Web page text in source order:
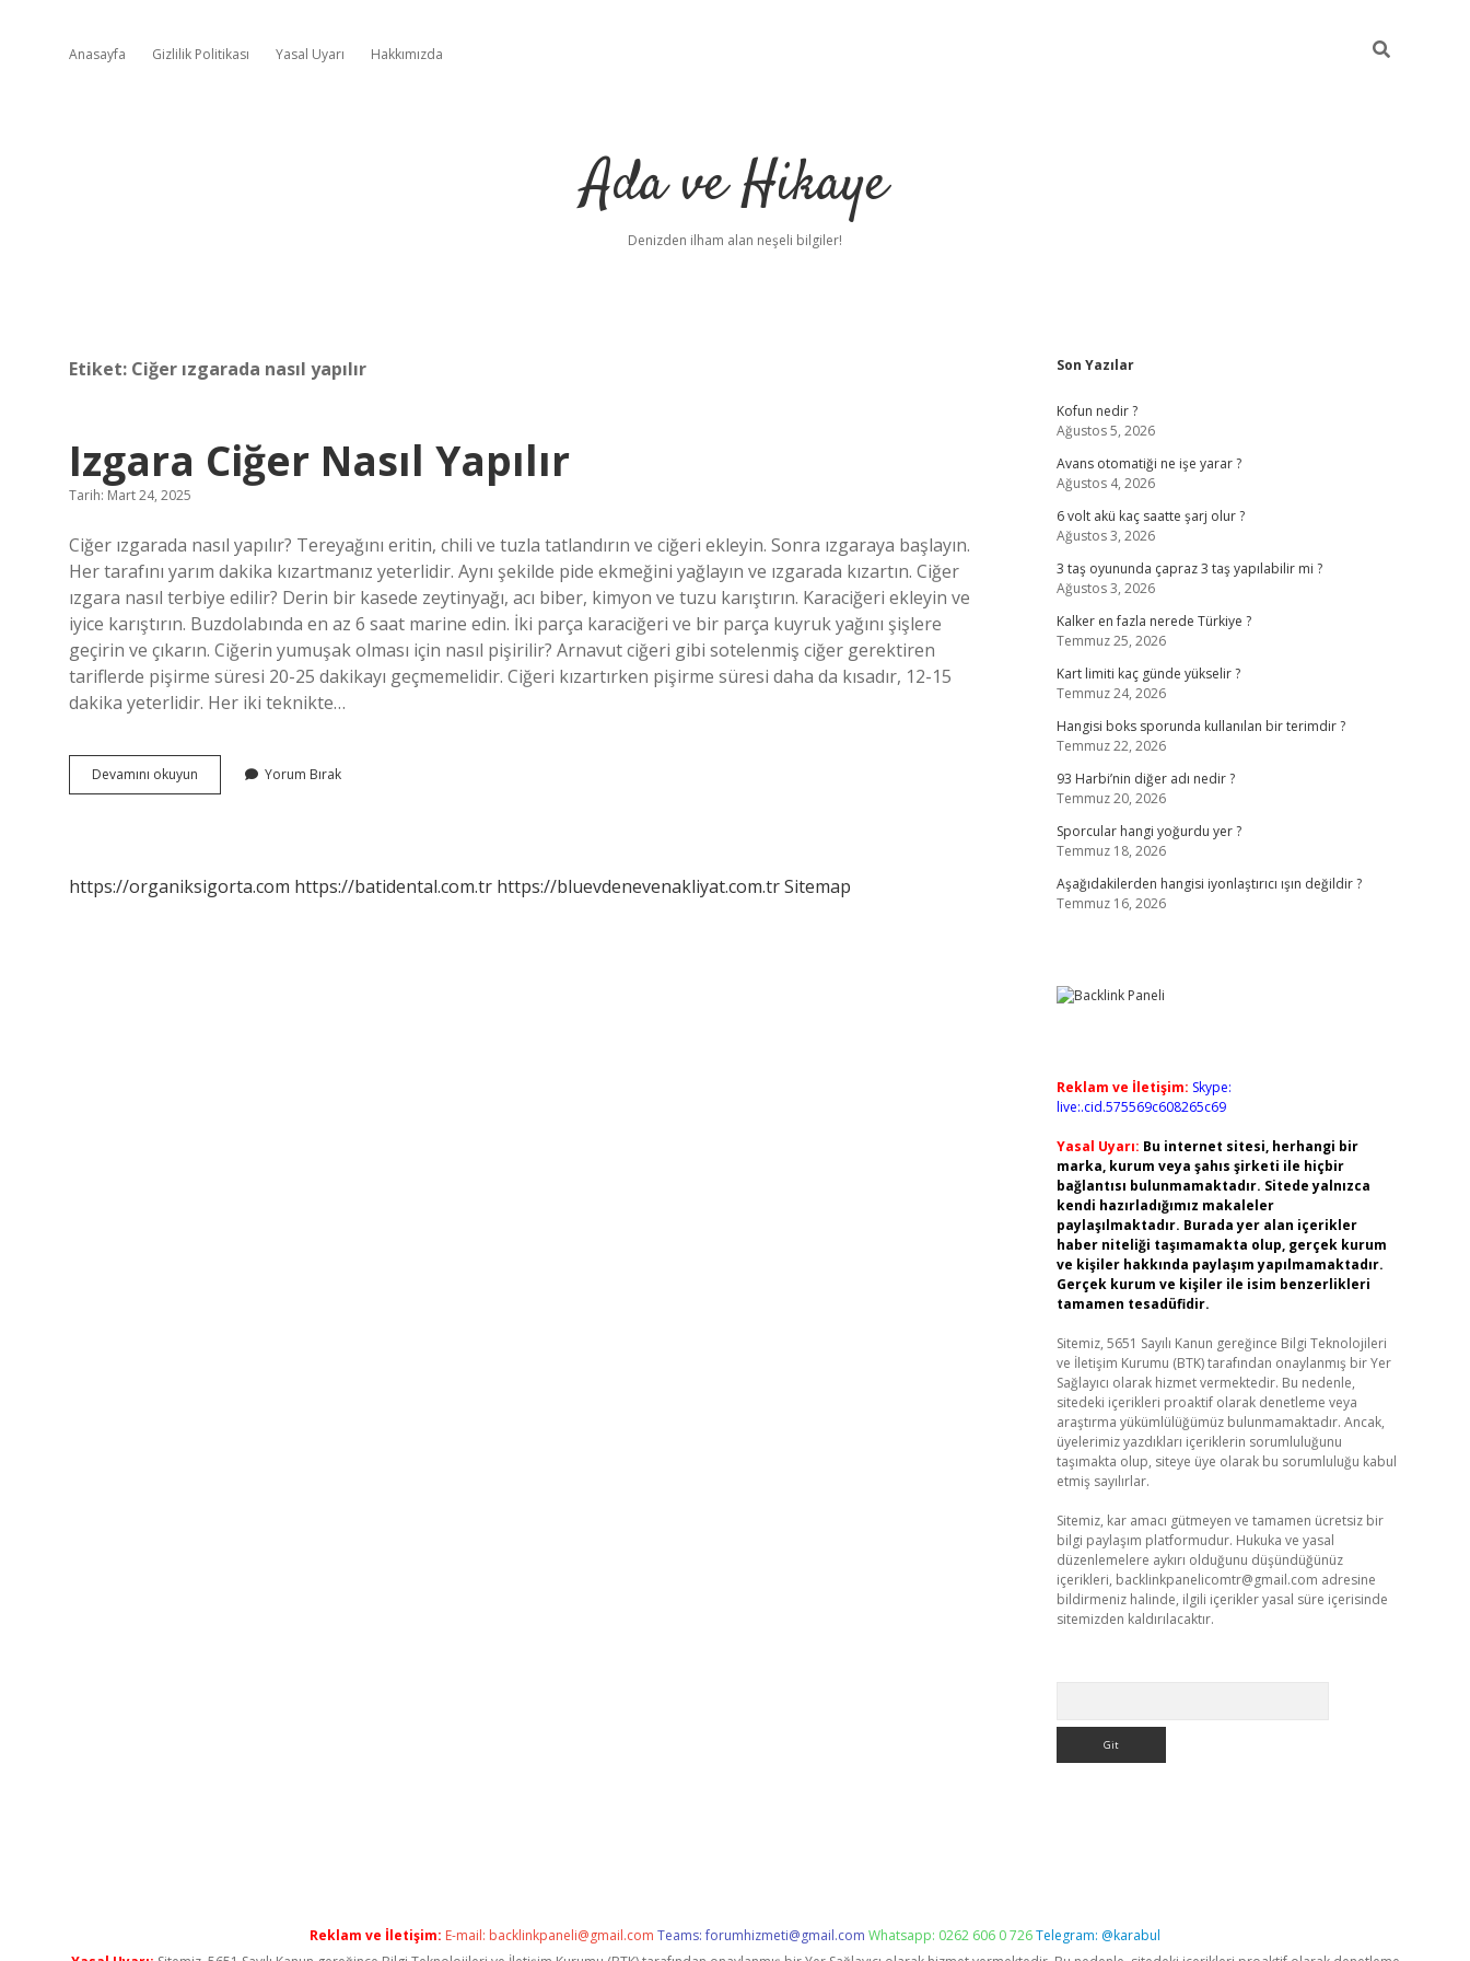
Anasayfa Gizlilik Politikası Yasal Uyarı Hakkımızda
Ada ve Hikaye
Denizden ilham alan neşeli bilgiler!
Etiket: Ciğer ızgarada nasıl yapılır
Izgara Ciğer Nasıl Yapılır
Tarih: Mart 24, 2025
Ciğer ızgarada nasıl yapılır? Tereyağını eritin, chili ve tuzla tatlandırın ve ciğeri ekleyin. Sonra ızgaraya başlayın.
Her tarafını yarım dakika kızartmanız yeterlidir. Aynı şekilde pide ekmeğini yağlayın ve ızgarada kızartın. Ciğer
ızgara nasıl terbiye edilir? Derin bir kasede zeytinyağı, acı biber, kimyon ve tuzu karıştırın. Karaciğeri ekleyin ve
iyice karıştırın. Buzdolabında en az 6 saat marine edin. İki parça karaciğeri ve bir parça kuyruk yağını şişlere
geçirin ve çıkarın. Ciğerin yumuşak olması için nasıl pişirilir? Arnavut ciğeri gibi sotelenmiş ciğer gerektiren
tariflerde pişirme süresi 20-25 dakikayı geçmemelidir. Ciğeri kızartırken pişirme süresi daha da kısadır, 12-15
dakika yeterlidir. Her iki teknikte…
Devamını okuyun
Ciğer
Yorum Bırak
https://organiksigorta.com https://batidental.com.tr https://bluevdenevenakliyat.com.trSitemap
Sidebar
Son Yazılar
Kofun nedir ?
Ağustos 5, 2026
Avans otomatiği ne işe yarar ?
Ağustos 4, 2026
6 volt akü kaç saatte şarj olur ?
Ağustos 3, 2026
3 taş oyununda çapraz 3 taş yapılabilir mi ?
Ağustos 3, 2026
Kalker en fazla nerede Türkiye ?
Temmuz 25, 2026
Kart limiti kaç günde yükselir ?
Temmuz 24, 2026
Hangisi boks sporunda kullanılan bir terimdir ?
Temmuz 22, 2026
93 Harbi’nin diğer adı nedir ?
Temmuz 20, 2026
Sporcular hangi yoğurdu yer ?
Temmuz 18, 2026
Aşağıdakilerden hangisi iyonlaştırıcı ışın değildir ?
Temmuz 16, 2026
Reklam ve İletişim: Skype:
live:.cid.575569c608265c69
Yasal Uyarı: Bu internet sitesi, herhangi bir
marka, kurum veya şahıs şirketi ile hiçbir
bağlantısı bulunmamaktadır. Sitede yalnızca
kendi hazırladığımız makaleler
paylaşılmaktadır. Burada yer alan içerikler
haber niteliği taşımamakta olup, gerçek kurum
ve kişiler hakkında paylaşım yapılmamaktadır.
Gerçek kurum ve kişiler ile isim benzerlikleri
tamamen tesadüfidir.
Sitemiz, 5651 Sayılı Kanun gereğince Bilgi Teknolojileri
ve İletişim Kurumu (BTK) tarafından onaylanmış bir Yer
Sağlayıcı olarak hizmet vermektedir. Bu nedenle,
sitedeki içerikleri proaktif olarak denetleme veya
araştırma yükümlülüğümüz bulunmamaktadır. Ancak,
üyelerimiz yazdıkları içeriklerin sorumluluğunu
taşımakta olup, siteye üye olarak bu sorumluluğu kabul
etmiş sayılırlar.
Sitemiz, kar amacı gütmeyen ve tamamen ücretsiz bir
bilgi paylaşım platformudur. Hukuka ve yasal
düzenlemelere aykırı olduğunu düşündüğünüz
içerikleri, backlinkpanelicomtr@gmail.com adresine
bildirmeniz halinde, ilgili içerikler yasal süre içerisinde
sitemizden kaldırılacaktır.
Reklam ve İletişim: E-mail: backlinkpaneli@gmail.com Teams:forumhizmeti@gmail.com Whatsapp: 0262 606 0 726Telegram: @karabul